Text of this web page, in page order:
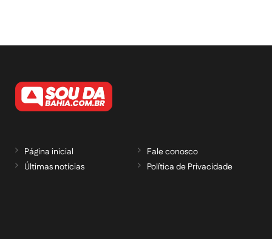
Página inicial
Últimas notícias
Fale conosco
Política de Privacidade